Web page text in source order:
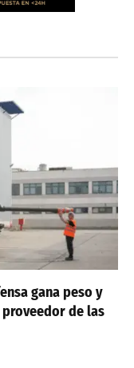
gana peso y
de las